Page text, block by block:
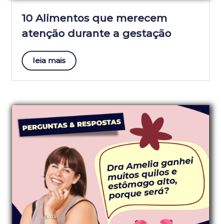
10 Alimentos que merecem
atenção durante a gestação
leia mais